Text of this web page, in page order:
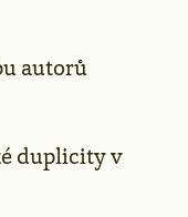
autorů
duplicity v